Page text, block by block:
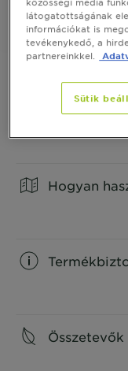
Termék
Hogyan
Összetevők
látogatottságának
információkat is
tevékenykedő, a
partnereinkkel.
Sütik